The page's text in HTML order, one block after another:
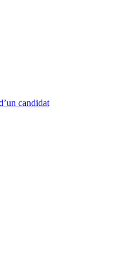
candidat